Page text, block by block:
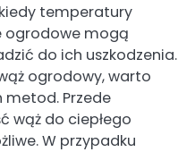
temperatury
ogrodowe mogą
do ich uszkodzenia.
ogrodowy, warto
Przede
wąż do ciepłego
W przypadku